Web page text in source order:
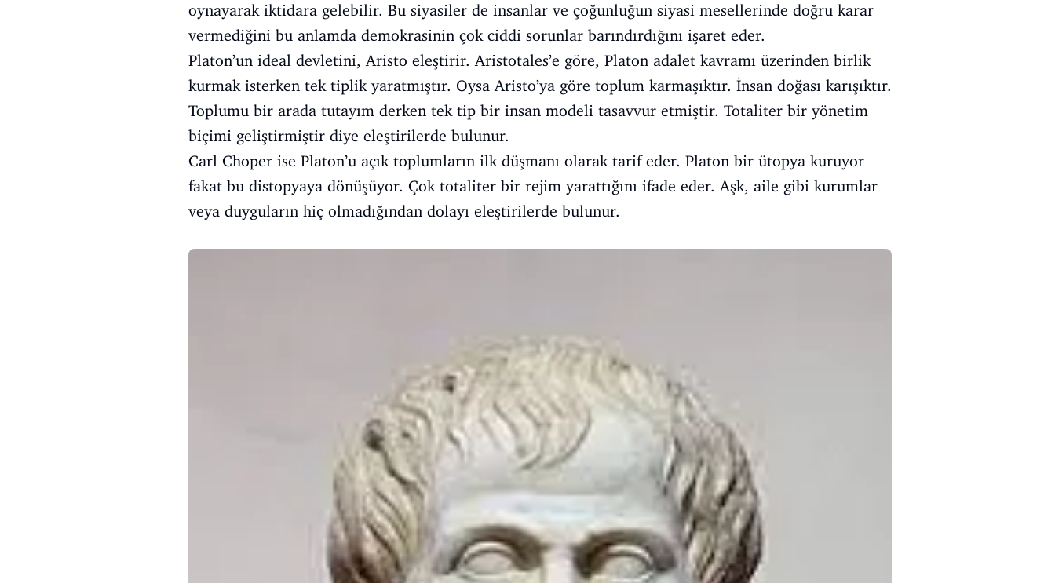
oynayarak iktidara gelebilir. Bu siyasiler de insanlar ve çoğunluğun siyasi mesellerinde doğru karar
vermediğini bu anlamda demokrasinin çok ciddi sorunlar barındırdığını işaret eder.
Platon’un ideal devletini, Aristo eleştirir. Aristotales’e göre, Platon adalet kavramı üzerinden birlik
kurmak isterken tek tiplik yaratmıştır. Oysa Aristo’ya göre toplum karmaşıktır. İnsan doğası karışıktır.
Toplumu bir arada tutayım derken tek tip bir insan modeli tasavvur etmiştir. Totaliter bir yönetim
biçimi geliştirmiştir diye eleştirilerde bulunur.
Carl Choper ise Platon’u açık toplumların ilk düşmanı olarak tarif eder. Platon bir ütopya kuruyor
fakat bu distopyaya dönüşüyor. Çok totaliter bir rejim yarattığını ifade eder. Aşk, aile gibi kurumlar
veya duyguların hiç olmadığından dolayı eleştirilerde bulunur.